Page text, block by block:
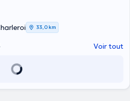
33,0 km
Voir tout